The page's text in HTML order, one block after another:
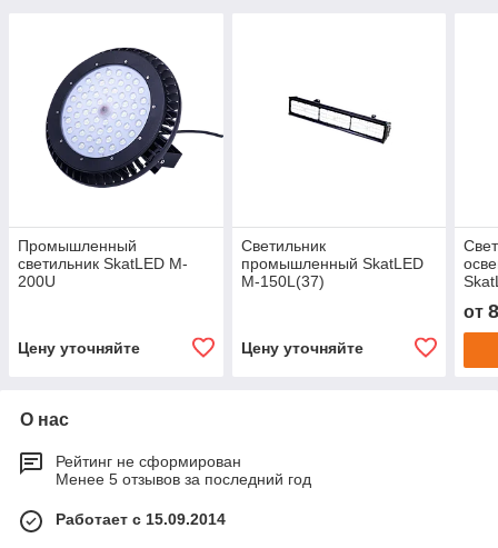
Промышленный
светильник SkatLED M-
200U
Цену уточняйте
Светильник
промышленный SkatLED
M-150L(37)
Цену уточняйте
от
О нас
Рейтинг не сформирован
Менее 5 отзывов за последний год
Работает с 15.09.2014